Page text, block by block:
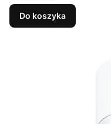
Do koszyka